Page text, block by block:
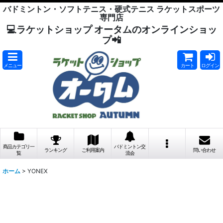
バドミントン・ソフトテニス・硬式テニス ラケットスポーツ
専門店
💻ラケットショップ オータムのオンラインショッ
プ📲
メニュー カート ログイン
商品カテゴリ一
覧
ランキング ご利用案内
バドミントン交
流会
問い合わせ
ホーム > YONEX